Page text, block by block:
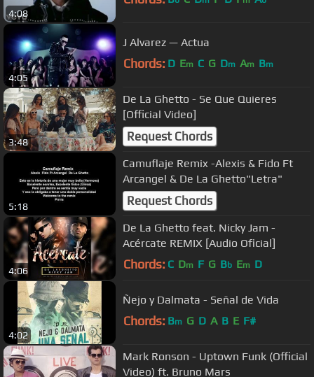
4:08
4:05
J Alvarez — Actua
Chords: D Em C G Dm Am Bm
3:48
De La Ghetto - Se Que Quieres
[Official Video]
Request Chords
5:18
Camuflaje Remix -Alexis & Fido Ft
Arcangel & De La Ghetto"Letra"
Request Chords
4:06
De La Ghetto feat. Nicky Jam -
Acércate REMIX [Audio Oficial]
Chords: C Dm F G Bb Em D
4:02
Ñejo y Dalmata - Señal de Vida
Chords: Bm G D A B E F#
Mark Ronson - Uptown Funk (Official
Video) ft. Bruno Mars